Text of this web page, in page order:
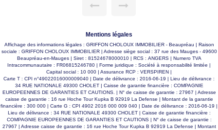
d'un espace de stationnement pour 3 véhicules ainsi qu'un
Mentions légales
Affichage des informations légales : GRIFFON CHOLOUX IMMOBILIER - Beaupréau | Raison
sociale : GRIFFON CHOLOUX IMMOBILIER | Adresse siège social : 37 rue des Mauges - 49600
Beaupréau-en-Mauges | Siret : 81524678000010 | RCS : ANGERS | Numero TVA
Intracommunautaire : FR06815246780 | Forme juridique : Société à responsabilité limitée |
Capital social : 10 000 | Assurance RCP : VERSPIREN |
Carte T : CPI n°49022016000009040 | Date de délivrance : 2016-06-19 | Lieu de délivrance :
34 RUE NATIONALE 49300 CHOLET | Caisse de garantie financière : COMPAGNIE
EUROPEENNES DE GARANTIES ET CAUTIONS. | N° de caisse de garantie : 27967 | Adresse
caisse de garantie : 16 rue Hoche Tour Kupka B 92919 La Defense | Montant de la garantie
financière : 300 000 | Carte G : CPI 4902 2016 000 009 040 | Date de délivrance : 2016-06-19 |
Lieu de délivrance : 34 RUE NATIONALE 49300 CHOLET | Caisse de garantie financière :
COMPAGNIE EUROPEENNES DE GARANTIES ET CAUTIONS | N° de caisse de garantie :
27967 | Adresse caisse de garantie : 16 rue Hoche Tour Kupka B 92919 La Defense | Montant